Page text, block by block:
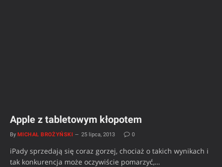
Apple z tabletowym kłopotem
By MICHAŁ BROŻYŃSKI 25 lipca, 2013 0
iPady sprzedają się coraz gorzej, chociaż o takich wynikach i
tak konkurencja może oczywiście pomarzyć,…